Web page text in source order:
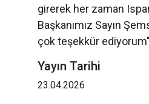
girerek her zaman
Başkanımız Sayın
çok teşekkür
Yayın Tarihi
23.04.2026